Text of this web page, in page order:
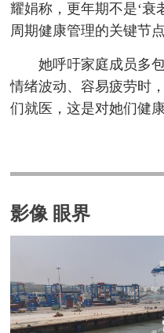
耀娟称，更年期不是‘衰
周期健康管理的关键节
她呼吁家庭成员多
情绪波动、容易疲劳时
们就医，这是对她们健
影像 眼界